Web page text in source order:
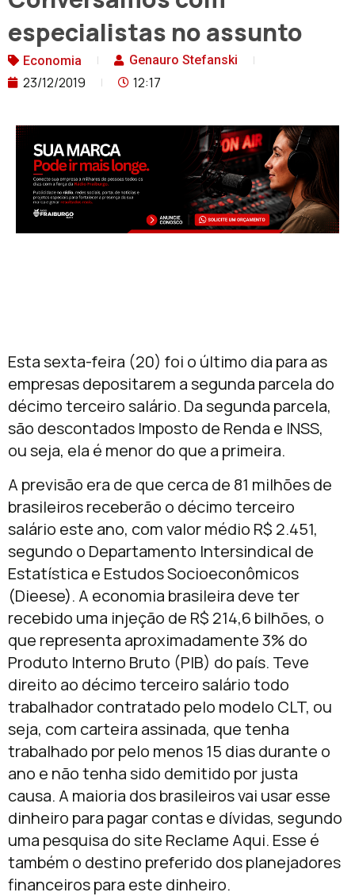
especialistas no assunto
Economia Genauro Stefanski
23/12/2019 12:17
Esta sexta-feira (20) foi o último dia para as
empresas depositarem a segunda parcela do
décimo terceiro salário. Da segunda parcela,
são descontados Imposto de Renda e INSS,
ou seja, ela é menor do que a primeira.
A previsão era de que cerca de 81 milhões de
brasileiros receberão o décimo terceiro
salário este ano, com valor médio R$ 2.451,
segundo o Departamento Intersindical de
Estatística e Estudos Socioeconômicos
(Dieese). A economia brasileira deve ter
recebido uma injeção de R$ 214,6 bilhões, o
que representa aproximadamente 3% do
Produto Interno Bruto (PIB) do país. Teve
direito ao décimo terceiro salário todo
trabalhador contratado pelo modelo CLT, ou
seja, com carteira assinada, que tenha
trabalhado por pelo menos 15 dias durante o
ano e não tenha sido demitido por justa
causa. A maioria dos brasileiros vai usar esse
dinheiro para pagar contas e dívidas, segundo
uma pesquisa do site Reclame Aqui. Esse é
também o destino preferido dos planejadores
financeiros para este dinheiro.